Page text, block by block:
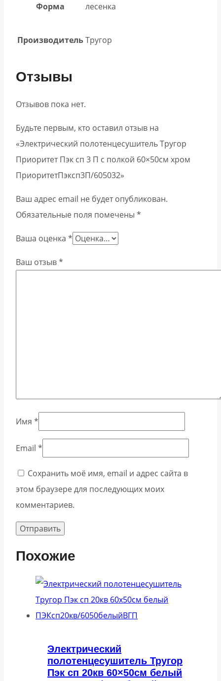
Форма лесенка
ПроизводительТругор
Отзывы
Отзывов пока нет.
Будьте первым, кто оставил отзыв на
«Электрический полотенцесушитель Тругор
Приоритет Пэк сп 3 П с полкой 60×50см хром
ПриоритетПэксп3П/605032»
Ваш адрес email не будет опубликован.
Обязательные поля помечены *
Ваша оценка *
Ваш отзыв*
Имя *
Email *
Сохранить моё имя, email и адрес сайта в
этом браузере для последующих моих
комментариев.
Похожие
Электрический
полотенцесушитель Тругор
Пэк сп 20кв 60×50см белый